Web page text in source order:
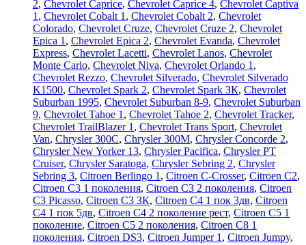
2, Chevrolet Caprice, Chevrolet Caprice 4, Chevrolet Captiva
1 , Chevrolet Cobalt 1 , Chevrolet Cobalt 2, Chevrolet
Colorado, Chevrolet Cruze, Chevrolet Cruze 2, Chevrolet
Epica 1 , Chevrolet Epica 2, Chevrolet Evanda, Chevrolet
Express, Chevrolet Lacetti, Chevrolet Lanos, Chevrolet
Monte Carlo, Chevrolet Niva, Chevrolet Orlando 1 ,
Chevrolet Rezzo, Chevrolet Silverado, Chevrolet Silverado
K1500, Chevrolet Spark 2, Chevrolet Spark ЗК, Chevrolet
Suburban 1995, Chevrolet Suburban 8-9, Chevrolet Suburban
9, Chevrolet Tahoe 1 , Chevrolet Tahoe 2, Chevrolet Tracker,
Chevrolet TrailBlazer 1 , Chevrolet Trans Sport, Chevrolet
Van, Chrysler 300C, Chrysler 300M, Chrysler Concorde 2,
Chrysler New Yorker 13, Chrysler Pacifica, Chrysler PT
Cruiser, Chrysler Saratoga, Chrysler Sebring 2, Chrysler
Sebring 3, Citroen Berlingo 1 , Citroen C-Crosser, Citroen C2,
Citroen C3 1 поколения, Citroen C3 2 поколения, Citroen
C3 Picasso, Citroen C3 ЗК, Citroen C4 1 пок 3дв, Citroen
C4 1 пок 5дв, Citroen C4 2 поколение рест, Citroen C5 1
поколение, Citroen C5 2 поколения, Citroen C8 1
поколения, Citroen DS3, Citroen Jumper 1 , Citroen Jumpy,